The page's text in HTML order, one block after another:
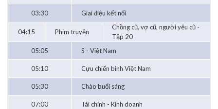
03:30 Giai điệu kết nối
04:15 Phim truyện
Chồng cũ, vợ cũ, người yêu cũ -
Tập 20
05:05
S - Việt Nam
05:10 Cựu chiến binh Việt Nam
05:30 Chào buổi sáng
07:00 Tài chính - Kinh doanh